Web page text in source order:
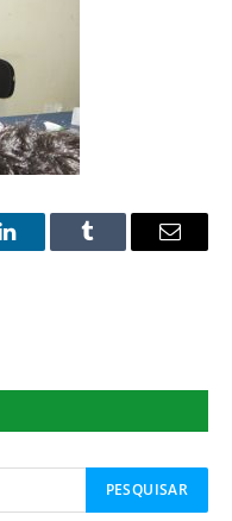
O
Tumblr
E-